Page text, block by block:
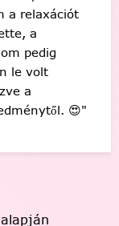
magam.
hittem
egy ilyen
festéssel
csinálni.